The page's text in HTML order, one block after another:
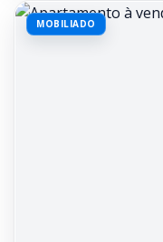
MOBILIADO